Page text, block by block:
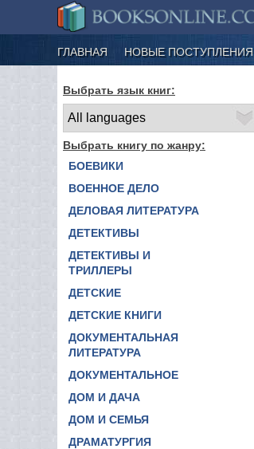
ГЛАВНАЯ НОВЫЕ ПОСТУПЛЕНИЯ
Выбрать язык книг:
Выбрать книгу по жанру:
БОЕВИКИ
ВОЕННОЕ ДЕЛО
ДЕЛОВАЯ ЛИТЕРАТУРА
ДЕТЕКТИВЫ
ДЕТЕКТИВЫ И
ТРИЛЛЕРЫ
ДЕТСКИЕ
ДЕТСКИЕ КНИГИ
ДОКУМЕНТАЛЬНАЯ
ЛИТЕРАТУРА
ДОКУМЕНТАЛЬНОЕ
ДОМ И ДАЧА
ДОМ И СЕМЬЯ
ДРАМАТУРГИЯ